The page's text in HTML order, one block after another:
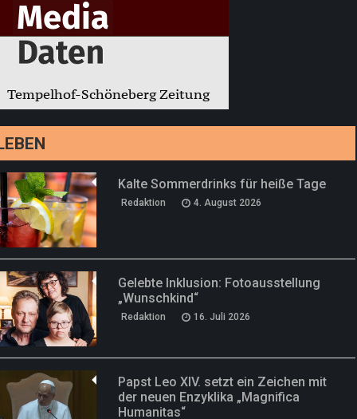
Kalte Sommerdrinks für heiße Tage
Redaktion 4. August 2026
Gelebte Inklusion: Fotoausstellung
„Wunschkind“
Redaktion 16. Juli 2026
Papst Leo XIV. setzt ein Zeichen mit
der neuen Enzyklika „Magnifica
Humanitas“